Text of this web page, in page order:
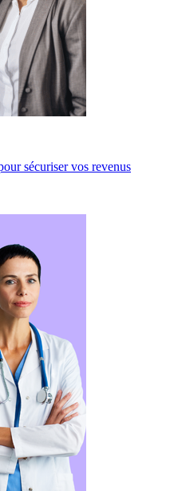
sécuriser vos revenus